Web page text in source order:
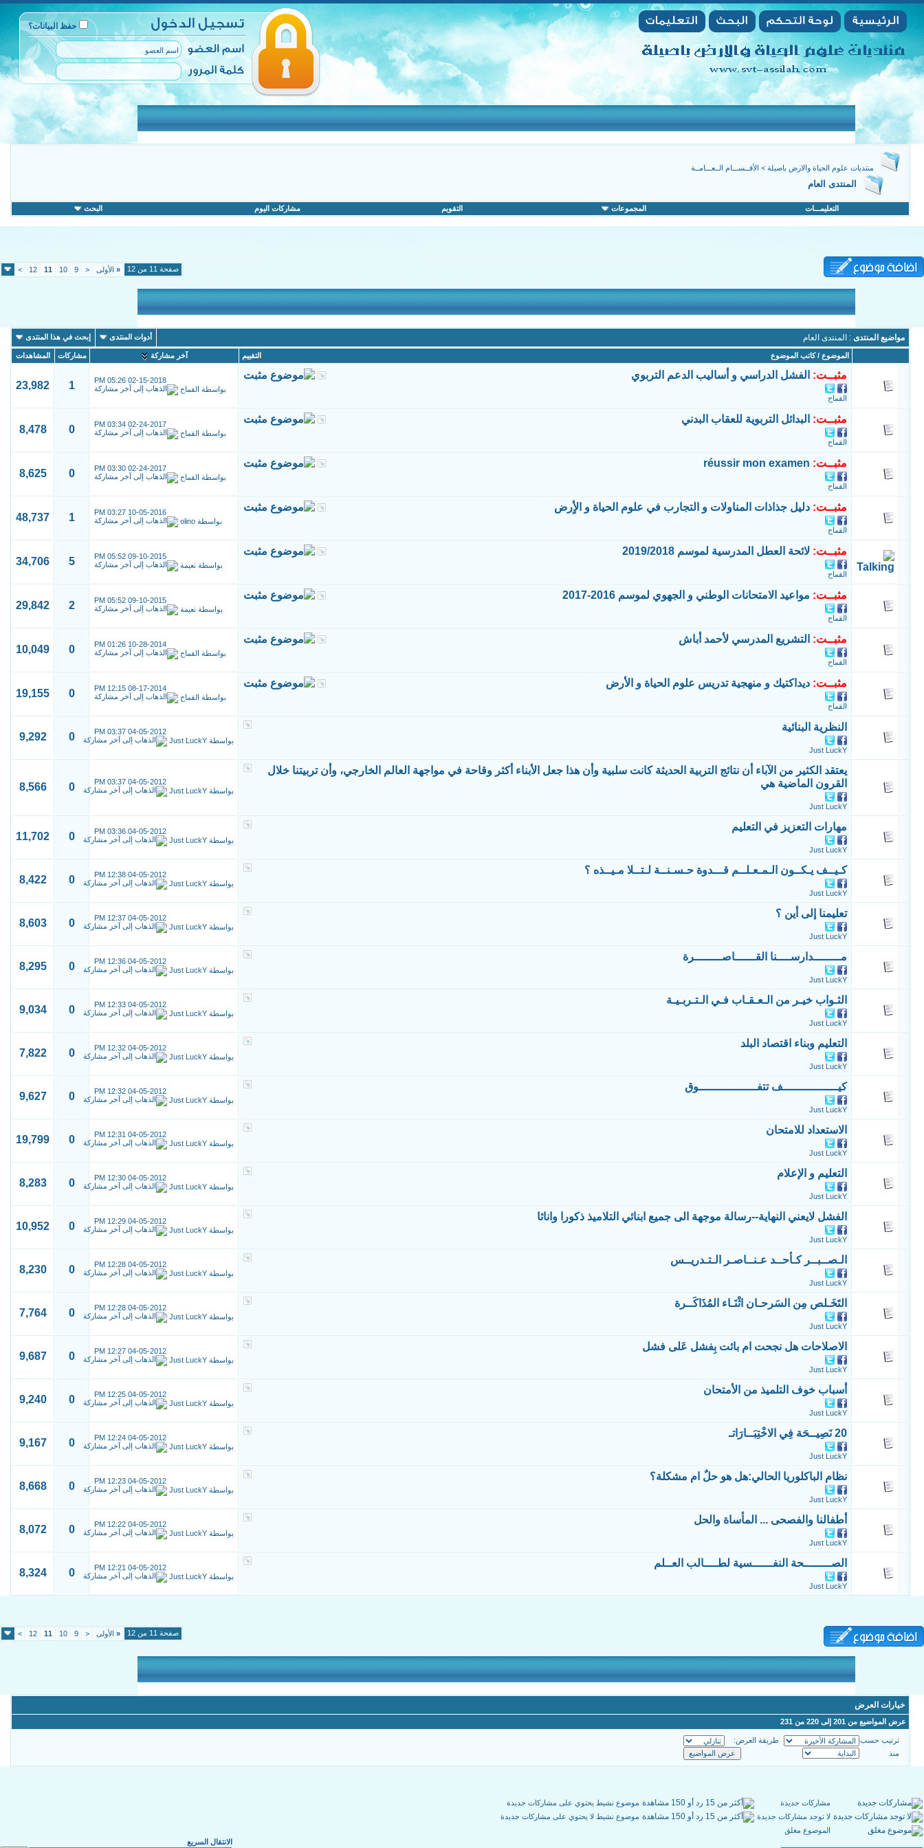
حفظ البيانات؟
منتديات علوم الحياة والارض باصيلة > الأقــســـام الــعـــامــة
المنتدى العام
التعليمـــات المجموعات التقويم مشاركات اليوم البحث
صفحة 11 من 12 « الأولى <
9
10
11
12
>
مواضيع المنتدى : المنتدى العام أدوات المنتدى إبحث في هذا المنتدى
التقييم الموضوع /كاتب الموضوع آخر مشاركة مشاركات المشاهدات
مثبــت: الفشل الدراسي و أساليب الدعم التربوي
القماح
02-15-2018
05:26 PM
بواسطة القماح 1
23,982
مثبــت: البدائل التربوية للعقاب البدني
القماح
02-24-2017
03:34 PM
بواسطة القماح 0
8,478
مثبــت: réussir mon examen
القماح
02-24-2017
03:30 PM
بواسطة القماح 0
8,625
مثبــت: دليل جذاذات المناولات و التجارب في علوم الحياة و الأٍرض
القماح
10-05-2016
03:27 PM
بواسطة olino
1
48,737
مثبــت: لائحة العطل المدرسية لموسم 2019/2018
القماح
09-10-2015
05:52 PM
بواسطة نعيمة 5
34,706
مثبــت: مواعيد الامتحانات الوطني و الجهوي لموسم 2016-2017
القماح
09-10-2015
05:52 PM
بواسطة نعيمة 2
29,842
مثبــت: التشريع المدرسي لأحمد أباش
القماح
10-28-2014
01:26 PM
بواسطة القماح 0
10,049
مثبــت: ديداكتيك و منهجية تدريس علوم الحياة و الأرض
القماح
08-17-2014
12:15 PM
بواسطة القماح 0
19,155
النظرية البنائية
Just LuckY
04-05-2012
03:37 PM
بواسطة Just LuckY
0
9,292
يعتقد الكثير من الآباء أن نتائج التربية الحديثة كانت سلبية وأن هذا جعل الأبناء أكثر وقاحة في مواجهة العالم الخارجي، وأن تربيتنا خلال
القرون الماضية هي
Just LuckY
04-05-2012
03:37 PM
بواسطة Just LuckY
0
8,566
مهارات التعزيز في التعليم
Just LuckY
04-05-2012
03:36 PM
بواسطة Just LuckY
0
11,702
كـيــف يـكــون الـمـعـلــم قـــدوة حـسـنــة لـتــلا مـيــذه ؟
Just LuckY
04-05-2012
12:38 PM
بواسطة Just LuckY
0
8,422
تعليمنا إلى أين ؟
Just LuckY
04-05-2012
12:37 PM
بواسطة Just LuckY
0
8,603
مــــــــدارســــنا القــــــاصــــــــرة
Just LuckY
04-05-2012
12:36 PM
بواسطة Just LuckY
0
8,295
الثـواب خيـر من الـعـقـاب فـي الـتـربـيـة
Just LuckY
04-05-2012
12:33 PM
بواسطة Just LuckY
0
9,034
التعليم وبناء اقتصاد البلد
Just LuckY
04-05-2012
12:32 PM
بواسطة Just LuckY
0
7,822
كيــــــــــــــــف تتفـــــــــــــــــوق
Just LuckY
04-05-2012
12:32 PM
بواسطة Just LuckY
0
9,627
الاستعداد للامتحان
Just LuckY
04-05-2012
12:31 PM
بواسطة Just LuckY
0
19,799
التعليم و الإعلام
Just LuckY
04-05-2012
12:30 PM
بواسطة Just LuckY
0
8,283
الفشل لايعني النهاية--رسالة موجهة الى جميع ابنائي التلاميذ ذكورا واناثا
Just LuckY
04-05-2012
12:29 PM
بواسطة Just LuckY
0
10,952
الـصــبــر كـأحــد عـنــاصـر الـتـدريــس
Just LuckY
04-05-2012
12:28 PM
بواسطة Just LuckY
0
8,230
التَخَـلص مِن السَرحـان اثْنَـاء المُذَاكَــرة
Just LuckY
04-05-2012
12:28 PM
بواسطة Just LuckY
0
7,764
الاصلاحات هل نجحت ام بائت بِفشل عَلى فشل
Just LuckY
04-05-2012
12:27 PM
بواسطة Just LuckY
0
9,687
أسباب خوف التلميذ من الأمتحان
Just LuckY
04-05-2012
12:25 PM
بواسطة Just LuckY
0
9,240
20 نَصِيــحَة فِي الاخْتِبَــارَاتـ
Just LuckY
04-05-2012
12:24 PM
بواسطة Just LuckY
0
9,167
نظام الباكلوريا الحالي:هل هو حلٌ ام مشكلة؟
Just LuckY
04-05-2012
12:23 PM
بواسطة Just LuckY
0
8,668
أطفالنا والفصحى ... المأساة والحل
Just LuckY
04-05-2012
12:22 PM
بواسطة Just LuckY
0
8,072
الصــــــــحة النفــــــسية لطــــالب العــلم
Just LuckY
04-05-2012
12:21 PM
بواسطة Just LuckY
0
8,324
صفحة 11 من 12 « الأولى <
9
10
11
12
>
خيارات العرض
عرض المواضيع من 201 إلى 220 من 231
ترتيب حسب
طريقة العرض:
منذ
مشاركات جديدة
موضوع نشيط يحتوي على مشاركات جديدة
لا توجد مشاركات جديدة
موضوع نشيط لا يحتوي على مشاركات جديدة
الموضوع مغلق
الانتقال السريع